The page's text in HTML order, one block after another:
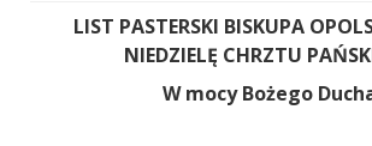
LIST PASTERSKI BISKUPA
NIEDZIELĘ CHRZTU
W mocy Bożego